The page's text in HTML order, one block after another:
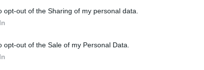
opt-out of the Sharing of my personal data.
opt-out of the Sale of my Personal Data.
κρεβάτια ΜΕΘ στο Βενιζέλειο
προσωπικού και πέντε
ανά κλίνη 3:1 είναι ανύπαρκτη
και ρεπό για το προσωπικό της
της αντοχής του. Η υπερκόπωση και η